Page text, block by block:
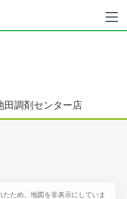
田調剤センター店
ため、地図を非表示にしていま